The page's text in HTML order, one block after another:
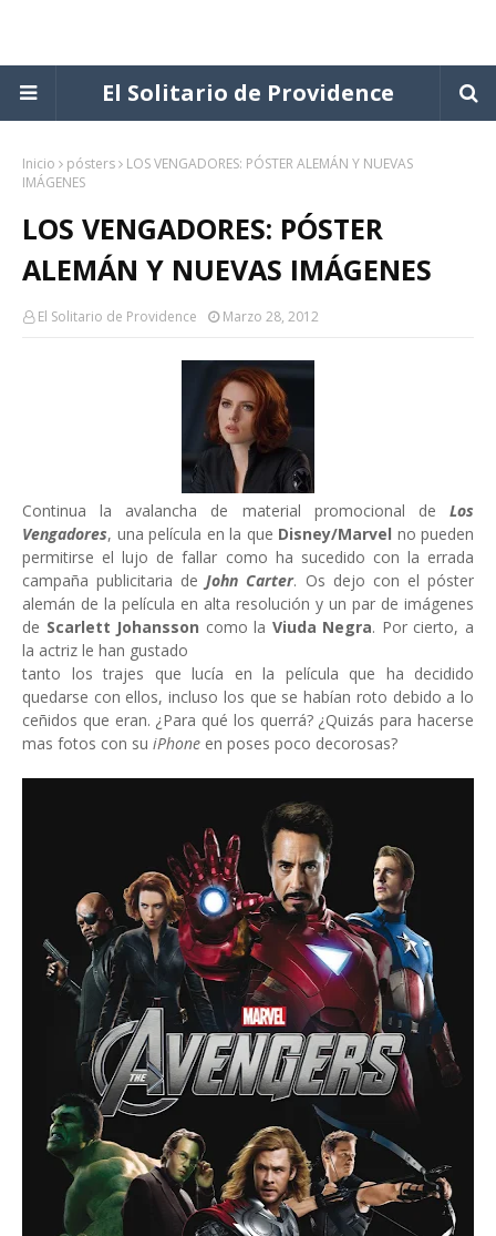
El Solitario de Providence
Inicio pósters
LOS VENGADORES: PÓSTER ALEMÁN Y NUEVAS
IMÁGENES
LOS VENGADORES: PÓSTER
ALEMÁN Y NUEVAS IMÁGENES
El Solitario de Providence Marzo 28, 2012
Continua la avalancha de material promocional de Los
Vengadores, una película en la que Disney/Marvel no pueden
permitirse el lujo de fallar como ha sucedido con la errada
campaña publicitaria deJohn Carter. Os dejo con el póster
alemán de la película en alta resolución y un par de imágenes
de Scarlett Johansson como la Viuda Negra. Por cierto, a
la actriz le han gustado
tanto los trajes que lucía en la película que ha decidido
quedarse con ellos, incluso los que se habían roto debido a lo
ceñidos que eran. ¿Para qué los querrá? ¿Quizás para hacerse
mas fotos con su iPhone en poses poco decorosas?